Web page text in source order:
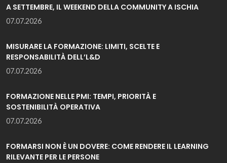
A SETTEMBRE, IL WEEKEND DELLA COMMUNITY A ISCHIA
07.07.2026
MISURARE LA FORMAZIONE: LIMITI, SCELTE E
RESPONSABILITÀ DELL’L&D
07.07.2026
FORMAZIONE NELLE PMI: TEMPI, PRIORITÀ E
SOSTENIBILITÀ OPERATIVA
07.07.2026
FORMARSI NON È UN DOVERE: COME RENDERE IL LEARNING
RILEVANTE PER LE PERSONE